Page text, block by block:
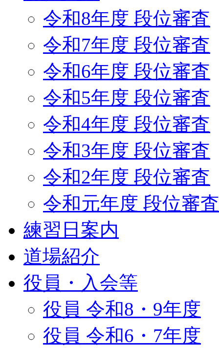
令和8年度 段位審査
令和7年度 段位審査
令和6年度 段位審査
令和5年度 段位審査
令和4年度 段位審査
令和3年度 段位審査
令和2年度 段位審査
令和元年度 段位審査
練習日案内
道場紹介
役員・入会等
役員 令和8・9年度
役員 令和6・7年度